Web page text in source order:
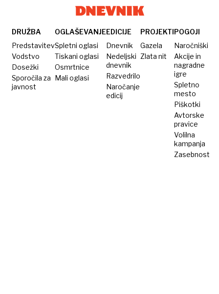
DRUŽBA
Predstavitev
Vodstvo
Dosežki
Sporočila za
javnost
OGLAŠEVANJE
Spletni oglasi
Tiskani oglasi
Osmrtnice
Mali oglasi
EDICIJE
Dnevnik
Nedeljski
dnevnik
Razvedrilo
Naročanje
edicij
PROJEKTI
Gazela
Zlata nit
POGOJI
Naročniški
Akcije in
nagradne
igre
Spletno
mesto
Piškotki
Avtorske
pravice
Volilna
kampanja
Zasebnost